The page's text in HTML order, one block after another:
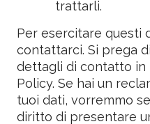
trattarli.
Per esercitare questi
contattarci. Si prega
dettagli di contatto in
Policy. Se hai un
tuoi dati, vorremmo
diritto di presentare